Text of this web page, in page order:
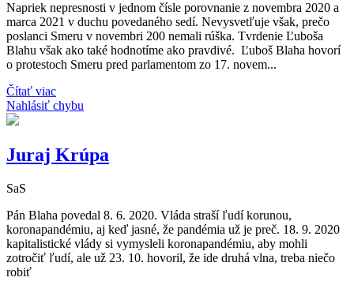
Napriek nepresnosti v jednom čísle porovnanie z novembra 2020 a
marca 2021 v duchu povedaného sedí. Nevysvetľuje však, prečo
poslanci Smeru v novembri 200 nemali rúška. Tvrdenie Ľuboša
Blahu však ako také hodnotíme ako pravdivé. Ľuboš Blaha hovorí
o protestoch Smeru pred parlamentom zo 17. novem...
Čítať viac
Nahlásiť chybu
Juraj Krúpa
SaS
Pán Blaha povedal 8. 6. 2020. Vláda straší ľudí korunou,
koronapandémiu, aj keď jasné, že pandémia už je preč. 18. 9. 2020
kapitalistické vlády si vymysleli koronapandémiu, aby mohli
zotročiť ľudí, ale už 23. 10. hovoril, že ide druhá vlna, treba niečo
robiť